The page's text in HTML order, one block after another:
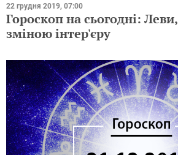
22 грудня 2019, 07:00
Гороскоп на сьогодні:
зміною інтер'єру